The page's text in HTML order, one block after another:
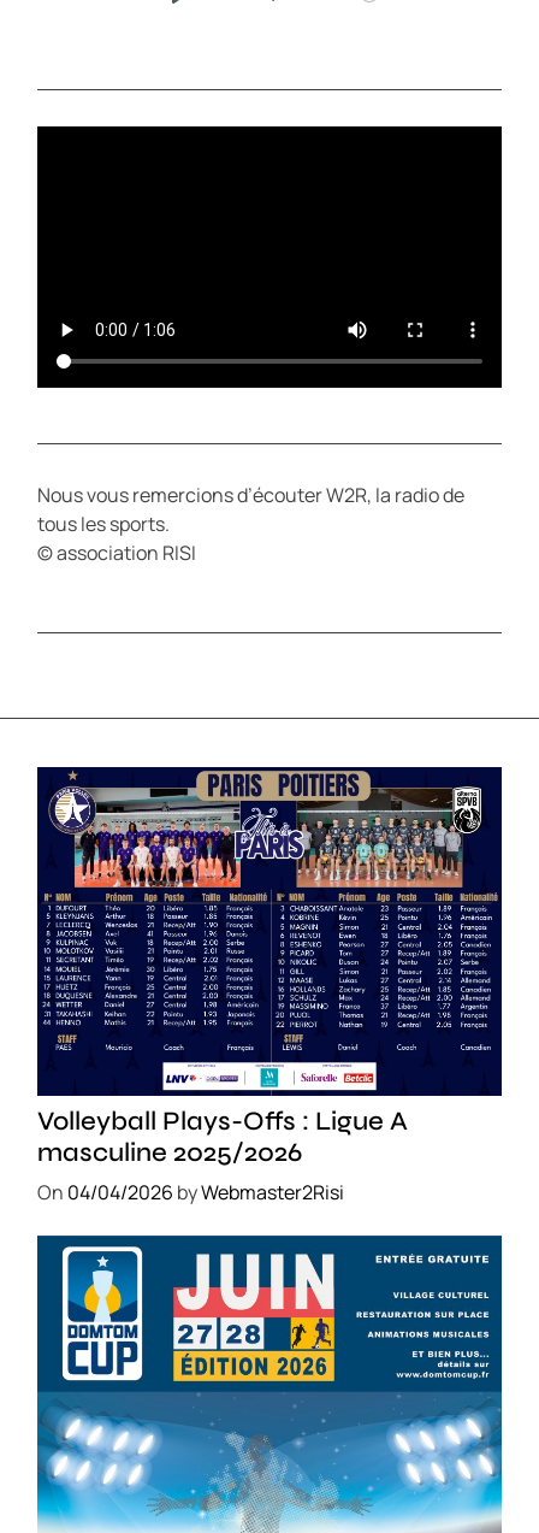
A
T
Nous vous remercions d’écouter W2R, la radio de
tous les sports.
© association RISI
Volleyball Plays-Offs : Ligue A
masculine 2025/2026
On 04/04/2026 byWebmaster2Risi